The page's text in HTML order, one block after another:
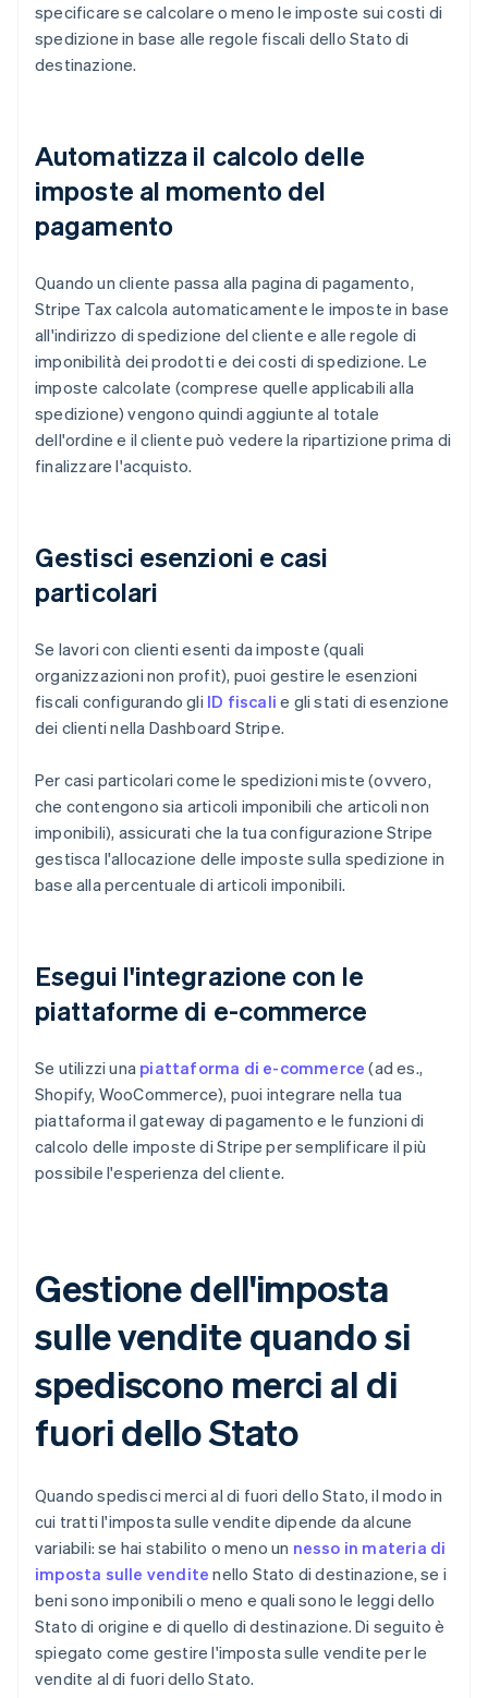
specificare se calcolare o meno le imposte sui costi di
spedizione in base alle regole fiscali dello Stato di
destinazione.
Automatizza il calcolo delle
imposte al momento del
pagamento
Quando un cliente passa alla pagina di pagamento,
Stripe Tax calcola automaticamente le imposte in base
all'indirizzo di spedizione del cliente e alle regole di
imponibilità dei prodotti e dei costi di spedizione. Le
imposte calcolate (comprese quelle applicabili alla
spedizione) vengono quindi aggiunte al totale
dell'ordine e il cliente può vedere la ripartizione prima di
finalizzare l'acquisto.
Gestisci esenzioni e casi
particolari
Se lavori con clienti esenti da imposte (quali
organizzazioni non profit), puoi gestire le esenzioni
fiscali configurando gli ID fiscali e gli stati di esenzione
dei clienti nella Dashboard Stripe.
Per casi particolari come le spedizioni miste (ovvero,
che contengono sia articoli imponibili che articoli non
imponibili), assicurati che la tua configurazione Stripe
gestisca l'allocazione delle imposte sulla spedizione in
base alla percentuale di articoli imponibili.
Esegui l'integrazione con le
piattaforme di e-commerce
Se utilizzi una piattaforma di e-commerce (ad es.,
Shopify, WooCommerce), puoi integrare nella tua
piattaforma il gateway di pagamento e le funzioni di
calcolo delle imposte di Stripe per semplificare il più
possibile l'esperienza del cliente.
Gestione dell'imposta
sulle vendite quando si
spediscono merci al di
fuori dello Stato
Quando spedisci merci al di fuori dello Stato, il modo in
cui tratti l'imposta sulle vendite dipende da alcune
variabili: se hai stabilito o meno un nesso in materia di
imposta sulle vendite nello Stato di destinazione, se i
beni sono imponibili o meno e quali sono le leggi dello
Stato di origine e di quello di destinazione. Di seguito è
spiegato come gestire l'imposta sulle vendite per le
vendite al di fuori dello Stato.